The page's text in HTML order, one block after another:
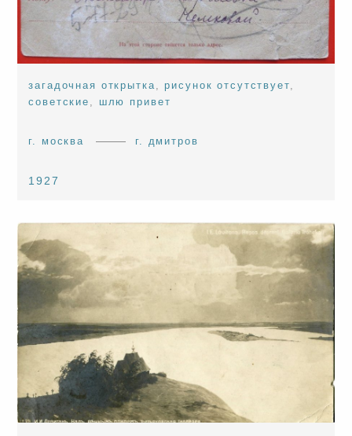
загадочная открытка ,рисунок отсутствует
советские
шлю привет
г. москва г. дмитров
1927